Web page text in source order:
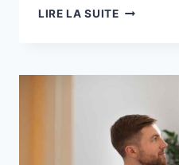
LIRE LA SUITETOP
POUR
LIBIDO